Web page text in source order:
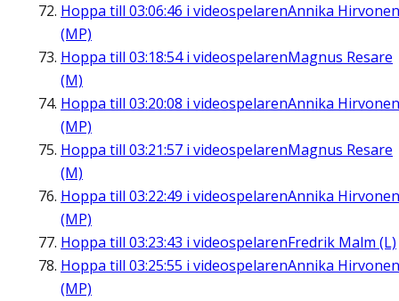
Hoppa till 03:06:46 i videospelarenAnnika Hirvonen
(MP)
Hoppa till 03:18:54i videospelarenMagnus Resare
(M)
Hoppa till 03:20:08 i videospelarenAnnika Hirvonen
(MP)
Hoppa till 03:21:57 i videospelarenMagnus Resare
(M)
Hoppa till 03:22:49 i videospelarenAnnika Hirvonen
(MP)
Hoppa till 03:23:43 i videospelarenFredrik Malm (L)
Hoppa till 03:25:55 i videospelarenAnnika Hirvonen
(MP)